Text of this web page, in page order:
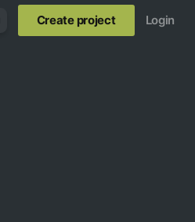
Create project Login